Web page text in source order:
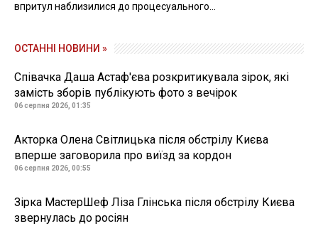
впритул наблизилися до процесуального...
ОСТАННІ НОВИНИ »
Співачка Даша Астаф'єва розкритикувала зірок, які
замість зборів публікують фото з вечірок
06 серпня 2026, 01:35
Акторка Олена Світлицька після обстрілу Києва
вперше заговорила про виїзд за кордон
06 серпня 2026, 00:55
Зірка МастерШеф Ліза Глінська після обстрілу Києва
звернулась до росіян